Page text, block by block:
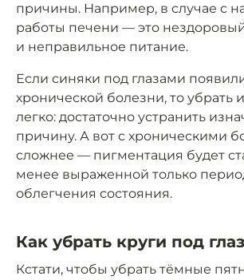
причины. Например, в случае с
работы печени — это
и неправильное питание.
Если синяки под глазами
хронической болезни, то убрать
легко: достаточно устранить
причину. А вот с хроническими
сложнее — пигментация будет
менее выраженной только
облегчения состояния.
Как убрать круги под
Кстати, чтобы убрать тёмные